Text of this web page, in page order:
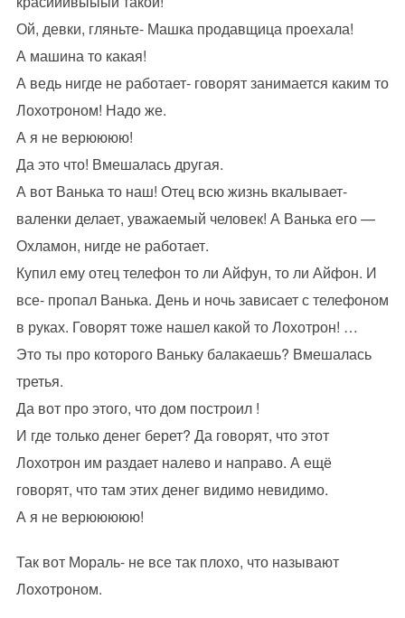
Ой, девки, гляньте- Машка продавщица проехала!
А машина то какая!
А ведь нигде не работает- говорят занимается каким то
Лохотроном! Надо же.
А я не верюююю!
Да это что! Вмешалась другая.
А вот Ванька то наш! Отец всю жизнь вкалывает-
валенки делает, уважаемый человек! А Ванька его —
Охламон, нигде не работает.
Купил ему отец телефон то ли Айфун, то ли Айфон. И
все- пропал Ванька. День и ночь зависает с телефоном
в руках. Говорят тоже нашел какой то Лохотрон! …
Это ты про которого Ваньку балакаешь? Вмешалась
третья.
Да вот про этого, что дом построил !
И где только денег берет? Да говорят, что этот
Лохотрон им раздает налево и направо. А ещё
говорят, что там этих денег видимо невидимо.
А я не верююююю!
Так вот Мораль- не все так плохо, что называют
Лохотроном.